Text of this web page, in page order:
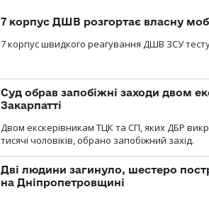
7 корпус ДШВ розгортає власну
7 корпус швидкого реагування ДШВ ЗСУ
Суд обрав запобіжні заходи двом
Закарпатті
Двом екскерівникам ТЦК та СП, яких ДБР
тисячі чоловіків, обрано запобіжний захід.
Дві людини загинуло, шестеро
на Дніпропетровщині